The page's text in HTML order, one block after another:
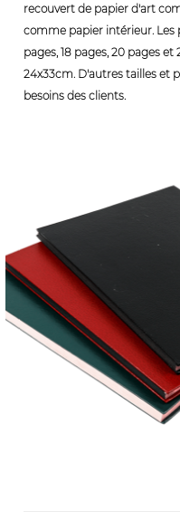
recouvert de papier d'art
comme papier intérieur. Les
pages, 18 pages, 20 pages
24x33cm. D'autres tailles et
besoins des clients.